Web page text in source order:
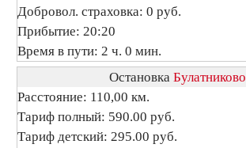
Добровол. страховка: 0 руб.
Прибытие: 20:20
Время в пути: 2 ч. 0 мин.
Остановка Булатниково
Расстояние: 110,00 км.
Тариф полный: 590.00 руб.
Тариф детский: 295.00 руб.